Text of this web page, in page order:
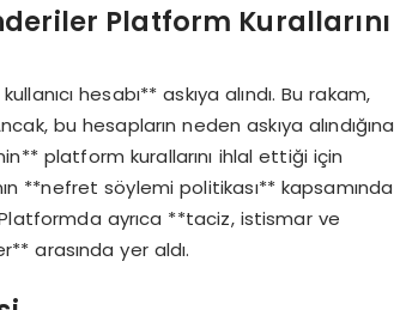
Platform Kurallarını
hesabı** askıya alındı. Bu rakam,
bu hesapların neden askıya alındığına
platform kurallarını ihlal ettiği için
**nefret söylemi politikası** kapsamında
Platformda ayrıca **taciz, istismar ve
arasında yer aldı.